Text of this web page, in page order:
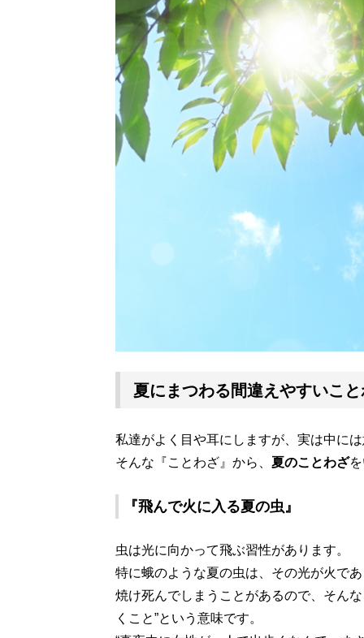
夏にまつわる間違えやすいこ
私達がよく目や耳にしますが、実は中に
そんな『ことわざ』から、 夏のことわざ
『飛んで火に入る夏の虫』
虫は光に向かって飛ぶ習性があります。
特に蛾のような夏の虫は、その光が火で
焼け死んでしまうことがあるので、そん
くこと”という意味です。